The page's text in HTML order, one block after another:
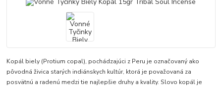
Kopál biely (Protium copal), pochádzajúci z Peru je označovaný ako
pôvodná živica starých indiánskych kultúr, ktorá je považovaná za
posvätnú a radenú medzi tie najlepšie druhy a kvality. Slovo kopál je